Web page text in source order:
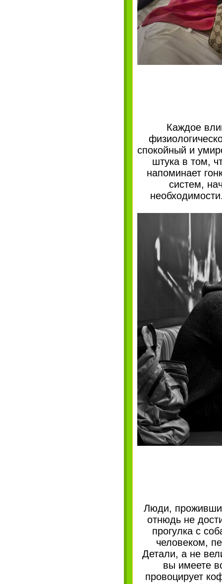
Каждое
спокойный и
штука в том,
напоминает
систем,
Люди,
отнюдь не
прогулка с
человеком,
Детали, а не
вы имеете
провоцирует